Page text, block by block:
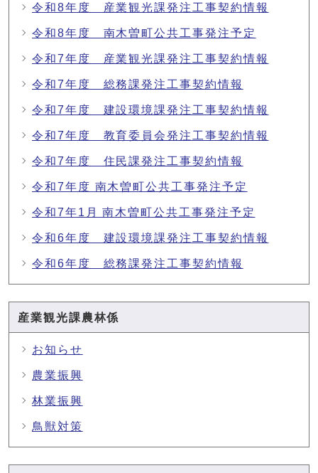
令和8年度 産業観光課発注工事契約情報
令和8年度 南木曽町公共工事発注予定
令和7年度 産業観光課発注工事契約情報
令和7年度 総務課発注工事契約情報
令和7年度 建設環境課発注工事契約情報
令和7年度 教育委員会発注工事契約情報
令和7年度 住民課発注工事契約情報
令和7年度 南木曽町公共工事発注予定
令和7年1月 南木曽町公共工事発注予定
令和6年度 建設環境課発注工事契約情報
令和6年度 総務課発注工事契約情報
産業観光課農林係
お知らせ
農業振興
林業振興
鳥獣対策